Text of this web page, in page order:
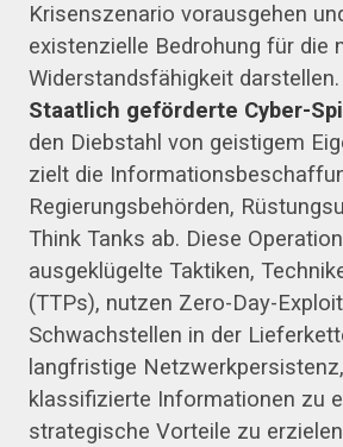
Krisenszenario vorausgehen
existenzielle Bedrohung für die
Widerstandsfähigkeit darstellen.
Staatlich geförderte Cyber-
den Diebstahl von geistigem
zielt die
Regierungsbehörden,
Think Tanks ab. Diese
ausgeklügelte Taktiken,
(TTPs), nutzen Zero-Day-
Schwachstellen in der
langfristige
klassifizierte Informationen zu
strategische Vorteile zu